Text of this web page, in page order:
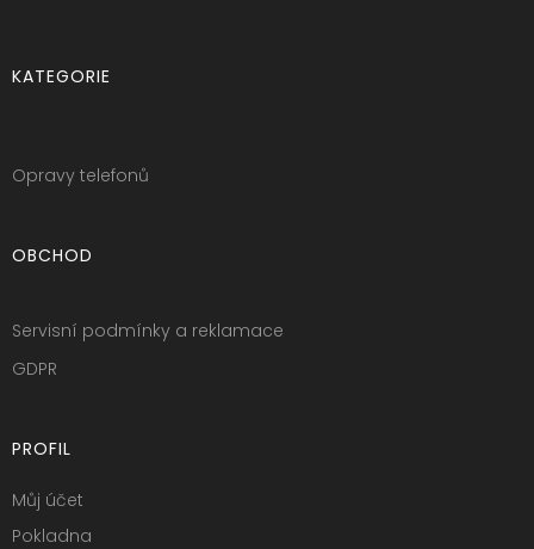
KATEGORIE
Opravy telefonů
OBCHOD
Servisní podmínky a reklamace
GDPR
PROFIL
Můj účet
Pokladna